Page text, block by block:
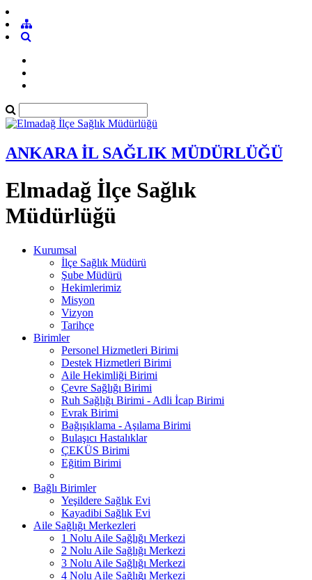
ANKARA İL SAĞLIK MÜDÜRLÜĞÜ
Elmadağ İlçe Sağlık
Müdürlüğü
Kurumsal
İlçe Sağlık Müdürü
Şube Müdürü
Hekimlerimiz
Misyon
Vizyon
Tarihçe
Birimler
Personel Hizmetleri Birimi
Destek Hizmetleri Birimi
Aile Hekimliği Birimi
Çevre Sağlığı Birimi
Ruh Sağlığı Birimi - Adli İcap Birimi
Evrak Birimi
Bağışıklama - Aşılama Birimi
Bulaşıcı Hastalıklar
ÇEKÜS Birimi
Eğitim Birimi
Bağlı Birimler
Yeşildere Sağlık Evi
Kayadibi Sağlık Evi
Aile Sağlığı Merkezleri
1 Nolu Aile Sağlığı Merkezi
2 Nolu Aile Sağlığı Merkezi
3 Nolu Aile Sağlığı Merkezi
4 Nolu Aile Sağlığı Merkezi